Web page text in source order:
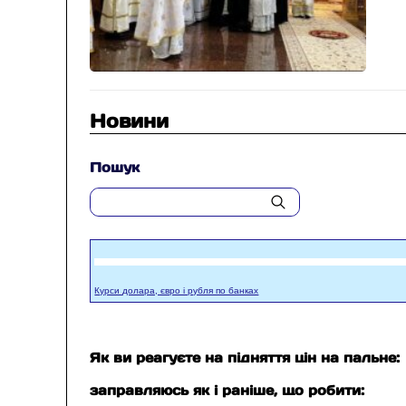
Новини
Пошук
Курси долара, євро і рубля по банках
Як ви реагуєте на підняття цін на пальне:
заправляюсь як і раніше, що робити: